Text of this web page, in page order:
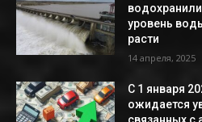
уровень
расти
14 апреля, 2025
С 1 января
ожидается